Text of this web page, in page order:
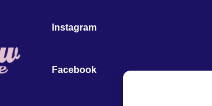
Instagram
Facebook